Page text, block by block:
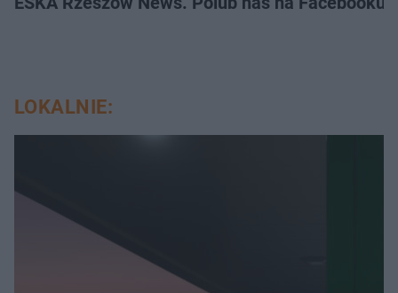
LOKALNIE: